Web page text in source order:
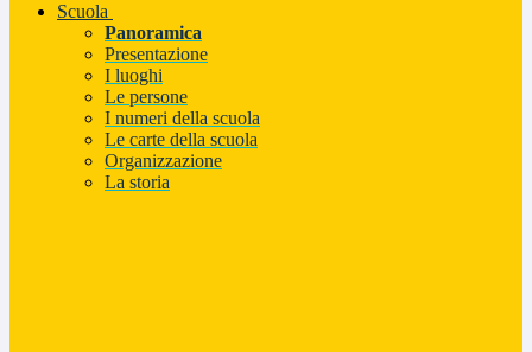
Scuola
Panoramica
Presentazione
I luoghi
Le persone
I numeri della scuola
Le carte della scuola
Organizzazione
La storia